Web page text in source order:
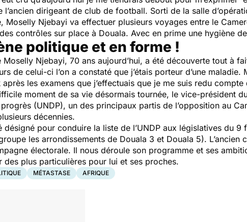
l’ancien dirigeant de club de football. Sorti de la salle
Moselly Njebayi va effectuer plusieurs voyages entre le
contrôles sur place à Douala. Avec en prime une hygiène
politique et en forme !
Njebayi, 70 ans aujourd’hui, a été découverte tout à
de celui-ci l’on a constaté que j’étais porteur d’une
après les examens que j’effectuais que je me suis redu compte
moment de sa vie désormais tournée, le vice-président
(UNDP), un des principaux partis de l’opposition au
décennies.
désigné pour conduire la liste de l’UNDP aux législatives du
les arrondissements de Douala 3 et Douala 5). L’ancien
électorale. Il nous déroule son programme et ses
des plus particulières pour lui et ses proches.
MÉTASTASE AFRIQUE